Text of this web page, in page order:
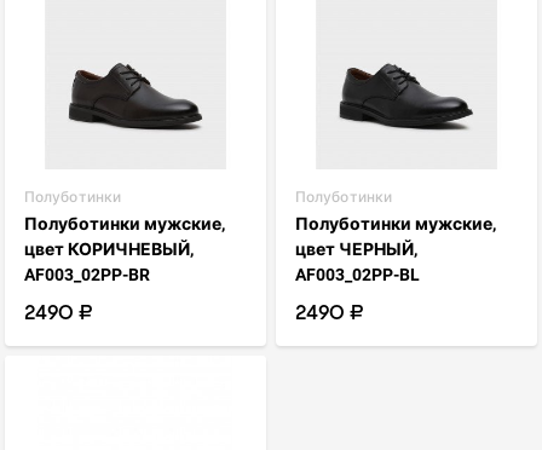
Полуботинки
Полуботинки мужские,
цвет КОРИЧНЕВЫЙ,
AF003_02PP-BR
2490 ₽
Полуботинки
Полуботинки мужские,
цвет ЧЕРНЫЙ,
AF003_02PP-BL
2490 ₽